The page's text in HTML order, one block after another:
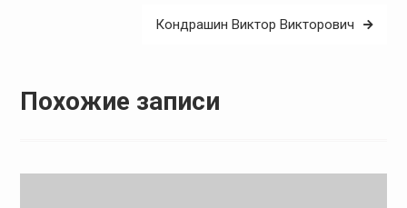
Кондрашин Виктор Викторович
Похожие записи